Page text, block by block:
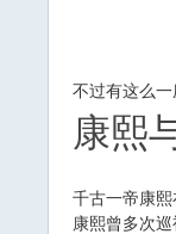
不过有这么
康熙
千古一帝康
康熙曾多次